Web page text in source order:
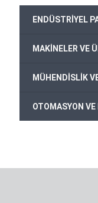
ENDÜSTRİYEL
MAKİNELER VE
MÜHENDİSLİK
OTOMASYON